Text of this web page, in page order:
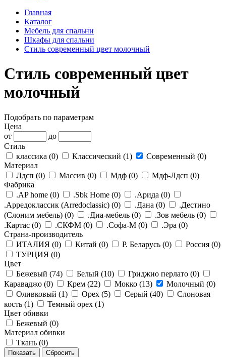
Главная
Каталог
Мебель для спальни
Шкафы для спальни
Стиль современный цвет молочный
Стиль современный цвет
молочный
Подобрать по параметрам
Цена
от
до
Стиль
классика (0) Классический (1) Современный (0)
Материал
Лдсп (0) Массив (0) Мдф (0) Мдф-Лдсп (0)
Фабрика
.AP home (0) .Sbk Home (0) .Арида (0)
.Арредоклассик (Arredoclassic) (0) .Дана (0)
.Дестино
(Слоним мебель) (0) .Диа-мебель (0) .Зов мебель (0)
.Картас (0) .СКФМ (0) .Софа-М (0) .Эра (0)
Страна-производитель
ИТАЛИЯ (0) Китай (0) Р. Беларусь (0) Россия (0)
ТУРЦИЯ (0)
Цвет
Бежевый (74) Белый (10) Гриджио перлато (0)
Караваджо (0) Крем (22) Мокко (13) Молочный (0)
Оливковый (1) Орех (5) Серый (40)
Слоновая
кость (1) Темный орех (1)
Цвет обивки
Бежевый (0)
Материал обивки
Ткань (0)